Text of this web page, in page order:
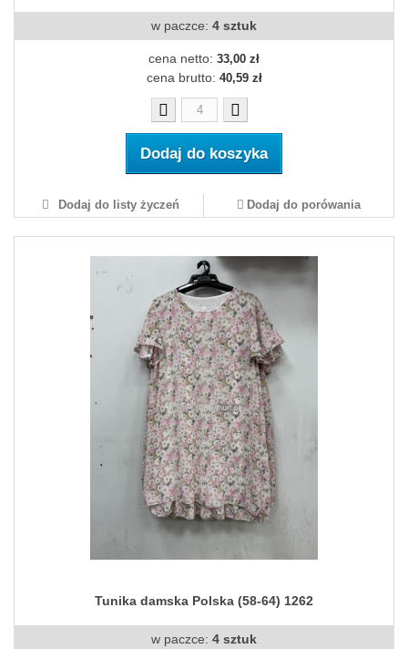
w paczce: 4 sztuk
cena netto: 33,00 zł
cena brutto: 40,59 zł
Dodaj do koszyka
Dodaj do listy życzeń Dodaj do porówania
Tunika damska Polska (58-64) 1262
w paczce: 4 sztuk